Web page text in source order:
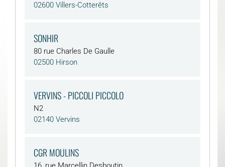
02600 Villers-Cotterêts
SONHIR
80 rue Charles De Gaulle
02500 Hirson
VERVINS - PICCOLI PICCOLO
N2
02140 Vervins
CGR MOULINS